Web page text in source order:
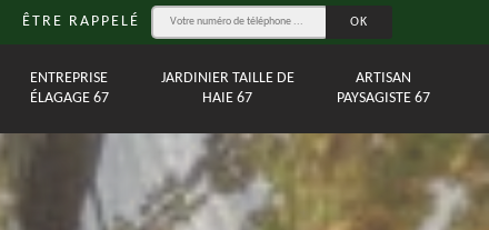
ÊTRE RAPPELÉ
ENTREPRISE
ÉLAGAGE 67
JARDINIER TAILLE DE
HAIE 67
ARTISAN
PAYSAGISTE 67